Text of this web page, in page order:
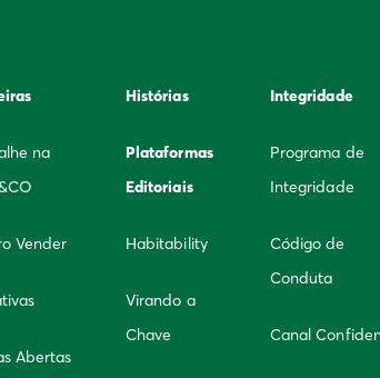
na
Vender
Abertas
Histórias
Plataformas
Editoriais
Habitability
Virando a
Chave
Integridade
Programa de
Integridade
Código de
Conduta
Canal